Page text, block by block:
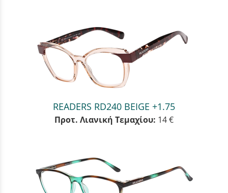
READERS RD240 BEIGE +1.75
Προτ. Λιανική Τεμαχίου: 14 €